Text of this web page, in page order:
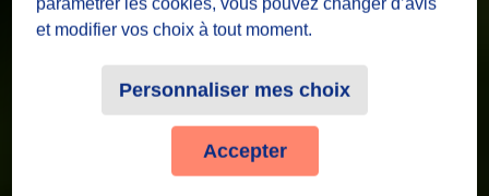
et modifier vos choix à tout moment.
Personnaliser mes choix
Accepter